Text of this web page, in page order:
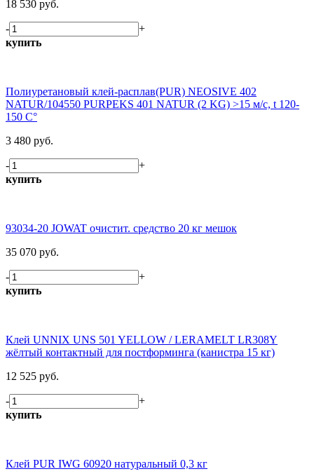
18 530 руб.
-
+
купить
Полиуретановый клей-расплав(PUR) NEOSIVE 402
NATUR/104550 PURPEKS 401 NATUR (2 KG) >15 м/c, t 120-
150 C°
3 480 руб.
-
+
купить
93034-20 JOWAT очистит. средство 20 кг мешок
35 070 руб.
-
+
купить
Клей UNNIX UNS 501 YELLOW / LERAMELT LR308Y
жёлтый контактный для постформинга (канистра 15 кг)
12 525 руб.
-
+
купить
Клей PUR IWG 60920 натуральный 0,3 кг